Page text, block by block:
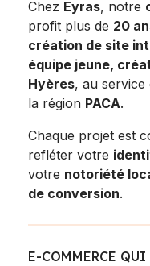
Chez Eyras, notre
profit plus de 20
création de site
équipe jeune,
Hyères, au service
la région PACA.
Chaque projet est
refléter votre
votre notoriété
de conversion.
E-COMMERCE